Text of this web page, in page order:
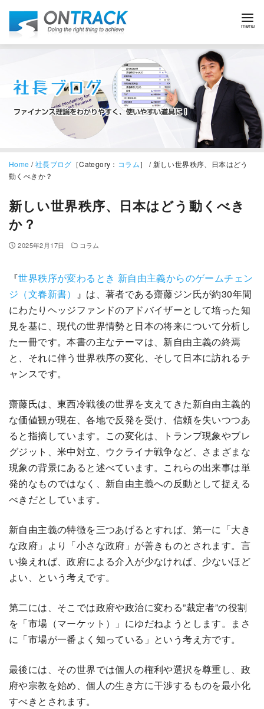
Home /社長ブログ ［Category： コラム］ / 新しい世界秩序、日本はどう
動くべきか？
新しい世界秩序、日本はどう動くべき
か？
2025年2月17日 コラム
『世界秩序が変わるとき 新自由主義からのゲームチェン
ジ（文春新書） 』は、著者である齋藤ジン氏が約30年間
にわたりヘッジファンドのアドバイザーとして培った知
見を基に、現代の世界情勢と日本の将来について分析し
た一冊です。本書の主なテーマは、新自由主義の終焉
と、それに伴う世界秩序の変化、そして日本に訪れるチ
ャンスです。
齋藤氏は、東西冷戦後の世界を支えてきた新自由主義的
な価値観が現在、各地で反発を受け、信頼を失いつつあ
ると指摘しています。この変化は、トランプ現象やブレ
グジット、米中対立、ウクライナ戦争など、さまざまな
現象の背景にあると述べています。これらの出来事は単
発的なものではなく、新自由主義への反動として捉える
べきだとしています。
新自由主義の特徴を三つあげるとすれば、第一に「大き
な政府」より「小さな政府」が善きものとされます。言
い換えれば、政府による介入が少なければ、少ないほど
よい、という考えです。
第二には、そこでは政府や政治に変わる”裁定者”の役割
を「市場（マーケット）」にゆだねようとします。まさ
に「市場が一番よく知っている」という考え方です。
最後には、その世界では個人の権利や選択を尊重し、政
府や宗教を始め、個人の生き方に干渉するものを最小化
すべきとされます。